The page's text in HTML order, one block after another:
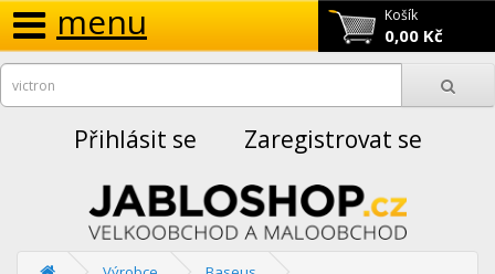
Košík
0,00 Kč
menu
Přihlásit se Zaregistrovat se